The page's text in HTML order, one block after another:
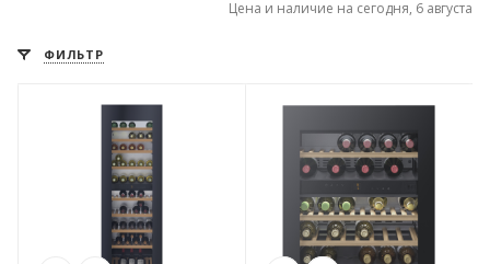
Цена и наличие на сегодня, 6 августа
ФИЛЬТР